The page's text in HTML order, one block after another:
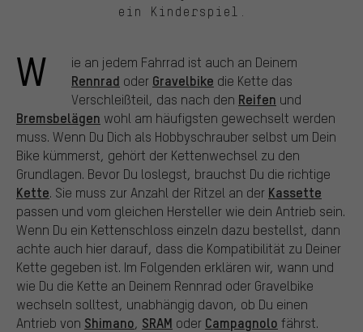
ein Kinderspiel.
W ie an jedem Fahrrad ist auch an Deinem
Rennrad oder Gravelbike die Kette das
Verschleißteil, das nach den Reifen und
Bremsbelägen wohl am häufigsten gewechselt werden
muss. Wenn Du Dich als Hobbyschrauber selbst um Dein
Bike kümmerst, gehört der Kettenwechsel zu den
Grundlagen. Bevor Du loslegst, brauchst Du die richtige
Kette. Sie muss zur Anzahl der Ritzel an der Kassette
passen und vom gleichen Hersteller wie dein Antrieb sein.
Wenn Du ein Kettenschloss einzeln dazu bestellst, dann
achte auch hier darauf, dass die Kompatibilität zu Deiner
Kette gegeben ist. Im Folgenden erklären wir, wann und
wie Du die Kette an Deinem Rennrad oder Gravelbike
wechseln solltest, unabhängig davon, ob Du einen
Antrieb von Shimano, SRAM oder Campagnolo fährst.